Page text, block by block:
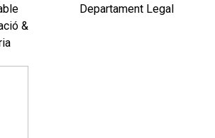
&
Departament Legal